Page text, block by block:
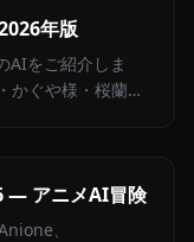
年版
AIをご紹介しま
かぐや様・桜蘭高
— アニメAI冒険
、